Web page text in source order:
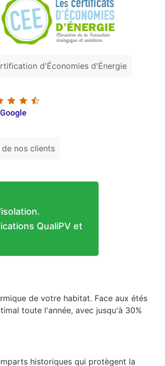
d'Économies d'Énergie
nos clients
QualiPV et
de votre habitat. Face aux étés
toute l'année, avec jusqu'à 30%
historiques qui protègent la